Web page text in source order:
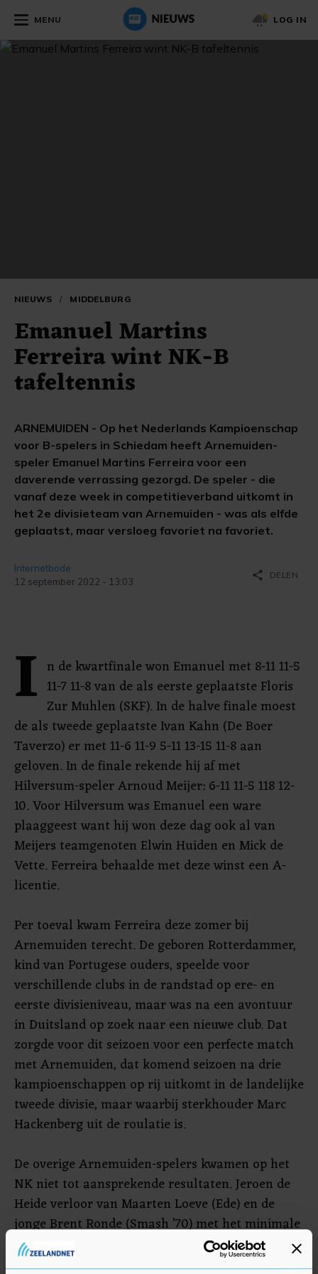
MENU LOG IN
NIEUWS / MIDDELBURG
Emanuel Martins
Ferreira wint NK-B
tafeltennis
ARNEMUIDEN - Op het Nederlands Kampioenschap
voor B-spelers in Schiedam heeft Arnemuiden-
speler Emanuel Martins Ferreira voor een
daverende verrassing gezorgd. De speler - die
vanaf deze week in competitieverband uitkomt in
het 2e divisieteam van Arnemuiden - was als elfde
geplaatst, maar versloeg favoriet na favoriet.
Internetbode
12 september 2022 - 13:03
share DELEN
I n de kwartfinale won Emanuel met 8-11 11-5
11-7 11-8 van de als eerste geplaatste Floris
Zur Muhlen (SKF). In de halve finale moest
de als tweede geplaatste Ivan Kahn (De Boer
Taverzo) er met 11-6 11-9 5-11 13-15 11-8 aan
geloven. In de finale rekende hij af met
Hilversum-speler Arnoud Meijer: 6-11 11-5 118 12-
10. Voor Hilversum was Emanuel een ware
plaaggeest want hij won deze dag ook al van
Meijers teamgenoten Elwin Huiden en Mick de
Vette. Ferreira behaalde met deze winst een A-
licentie.
Per toeval kwam Ferreira deze zomer bij
Arnemuiden terecht. De geboren Rotterdammer,
kind van Portugese ouders, speelde voor
verschillende clubs in de randstad op ere- en
eerste divisieniveau, maar was na een avontuur
in Duitsland op zoek naar een nieuwe club. Dat
zorgde voor dit seizoen voor een perfecte match
met Arnemuiden, dat komend seizoen na drie
kampioenschappen op rij uitkomt in de landelijke
tweede divisie, maar waarbij sterkhouder Marc
Hackenberg uit de roulatie is.
De overige Arnemuiden-spelers kwamen op het
NK niet tot aansprekende resultaten. Jeroen de
Heide verloor van Maarten Loeve (Ede) en de
jonge Brent Ronde (Smash ’70) met het minimale
verschil in de vierde game en ging er tegen Gert-
Jan de Lange van Kampenion in 3 games af. Ook